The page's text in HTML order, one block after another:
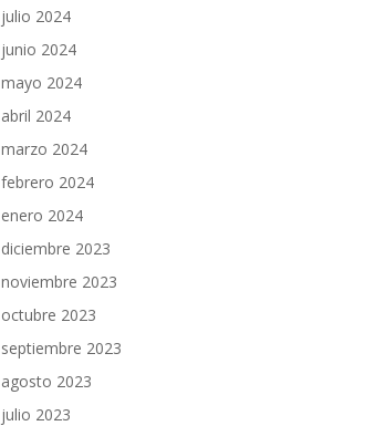
julio 2024
junio 2024
mayo 2024
abril 2024
marzo 2024
febrero 2024
enero 2024
diciembre 2023
noviembre 2023
octubre 2023
septiembre 2023
agosto 2023
julio 2023